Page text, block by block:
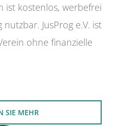
ist kostenlos, werbefrei
JusProg e.V. ist
ohne finanzielle
SIE MEHR